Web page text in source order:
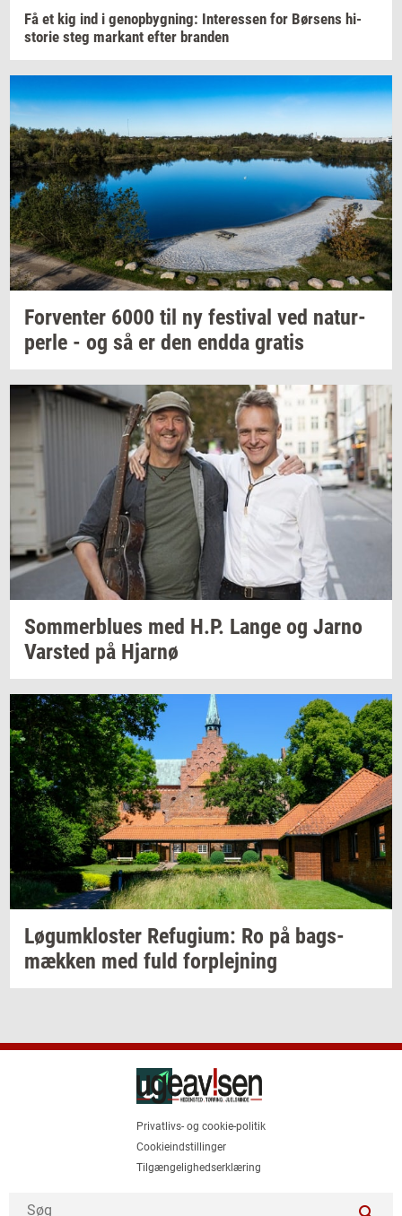
Få et kig ind i genop­byg­ning: In­ter­es­sen for Bør­sens hi­
sto­rie steg mar­kant efter bran­den
For­ven­ter 6000 til ny festi­val ved na­tur­
per­le - og så er den endda gra­tis
Som­mer­blu­es med H.P. Lange og Jarno
Var­sted på Hjar­nø
Løgum­klo­ster Re­fu­gi­um: Ro på bags­
mæk­ken med fuld for­plej­ning
Privatlivs- og cookie-politik
Cookieindstillinger
Tilgængelighedserklæring